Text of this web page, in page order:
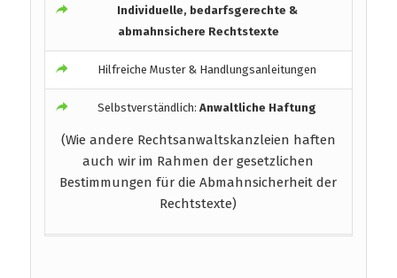
Individuelle, bedarfsgerechte &
abmahnsichere Rechtstexte
Hilfreiche Muster & Handlungsanleitungen
Selbstverständlich:Anwaltliche Haftung
(Wie andere Rechtsanwaltskanzleien haften
auch wir im Rahmen der gesetzlichen
Bestimmungen für die Abmahnsicherheit der
Rechtstexte)